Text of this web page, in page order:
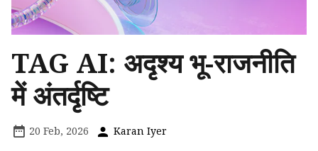
TAG AI: अदृश्य भू-राजनीति
में अंतर्दृष्टि
20 Feb, 2026 Karan Iyer